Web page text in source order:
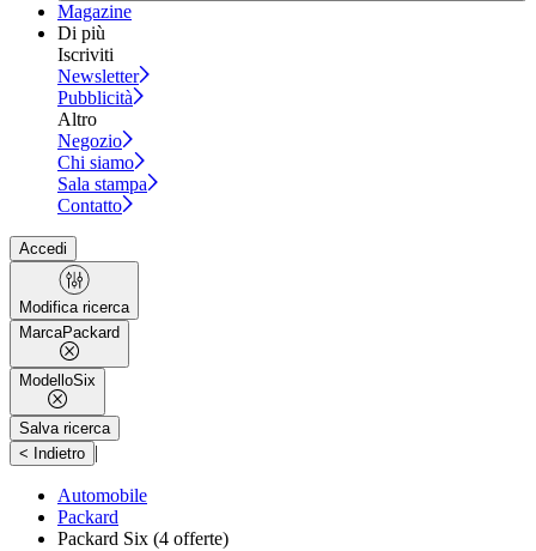
Magazine
Di più
Iscriviti
Newsletter
Pubblicità
Altro
Negozio
Chi siamo
Sala stampa
Contatto
Accedi
Modifica ricerca
MarcaPackard
ModelloSix
Salva ricerca
< Indietro |
Automobile
Packard
Packard Six (4 offerte)